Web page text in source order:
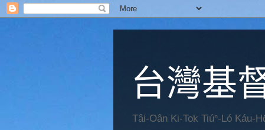
台灣基
Tâi-Oân Ki-Tok Tiúⁿ-Ló Káu-